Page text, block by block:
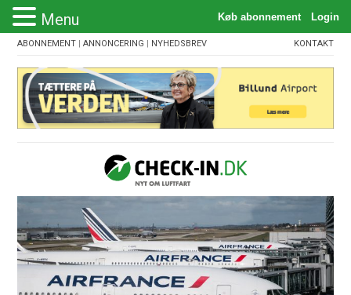
ABONNEMENT |ANNONCERING | NYHEDSBREV KONTAKT
Menu